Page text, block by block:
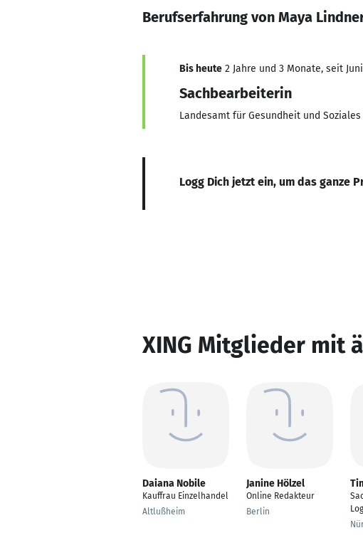
Berufserfahrung von Maya
Bis heute 2 Jahre und 3 Monate, seit
Sachbearbeiterin
Landesamt für Gesundheit und
Logg Dich jetzt ein, um das ganze
XING Mitglieder mit
Daiana Nobile
Kauffrau Einzelhandel
Altlußheim
Janine Hölzel
Online Redakteur
Berlin